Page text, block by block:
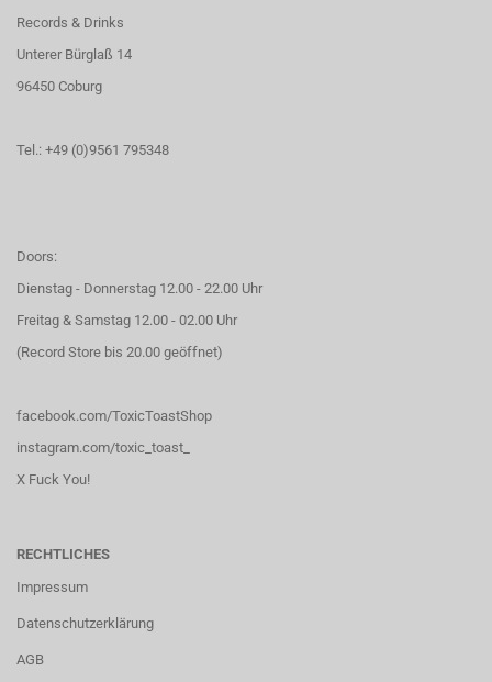
Records & Drinks
Unterer Bürglaß 14
96450 Coburg
Tel.: +49 (0)9561 795348
Doors:
Dienstag - Donnerstag 12.00 - 22.00 Uhr
Freitag & Samstag 12.00 - 02.00 Uhr
(Record Store bis 20.00 geöffnet)
facebook.com/ToxicToastShop
instagram.com/toxic_toast_
X Fuck You!
RECHTLICHES
Impressum
Datenschutzerklärung
AGB